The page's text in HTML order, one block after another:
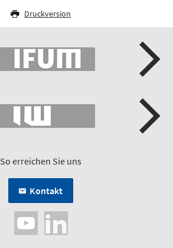
Druckversion
So erreichen Sie uns
Kontakt